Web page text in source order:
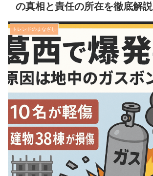
の真相と責任の所在を徹底解説
トレンドのまなざし